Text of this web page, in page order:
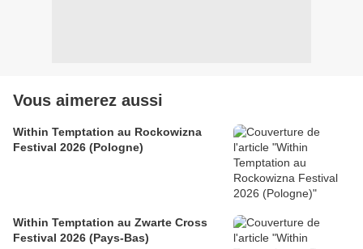
Vous aimerez aussi
Within Temptation au Rockowizna
Festival 2026 (Pologne)
Within Temptation au Zwarte Cross
Festival 2026 (Pays-Bas)